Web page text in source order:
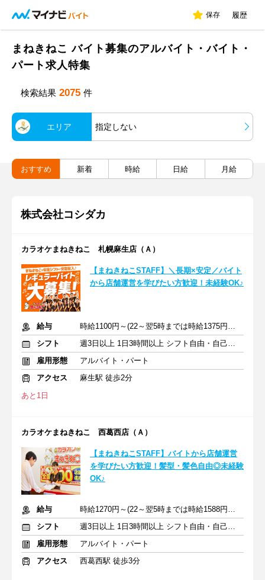
保存 履歴
まねきねこ バイト募集のアルバイト・バイト・
パート求人特集
検索結果 2075 件
エリア 指定しない
おすすめ 新着 時給 日給 月給
株式会社コシダカ
カラオケまねきねこ 札幌麻生店（Ａ）
【まねきねこSTAFF】＼長期×安定／バイト
から店舗運営を学びたい方歓迎！未経験OK♪
給与
時給1100円～(22～翌5時までは時給1375円～)+交通費規定支給
シフト
週3日以上 1日3時間以上 シフト自由・自己申告
雇用形態
アルバイト・パート
アクセス
麻生駅 徒歩2分
あと1日
カラオケまねきねこ 西葛西店（Ａ）
【まねきねこSTAFF】バイトから店舗運営
を学びたい方歓迎！髪型・髪色自由◎未経験
OK♪
給与
時給1270円～(22～翌5時までは時給1588円～)+交通費規定支給
シフト
週3日以上 1日3時間以上 シフト自由・自己申告
雇用形態
アルバイト・パート
アクセス
西葛西駅 徒歩3分